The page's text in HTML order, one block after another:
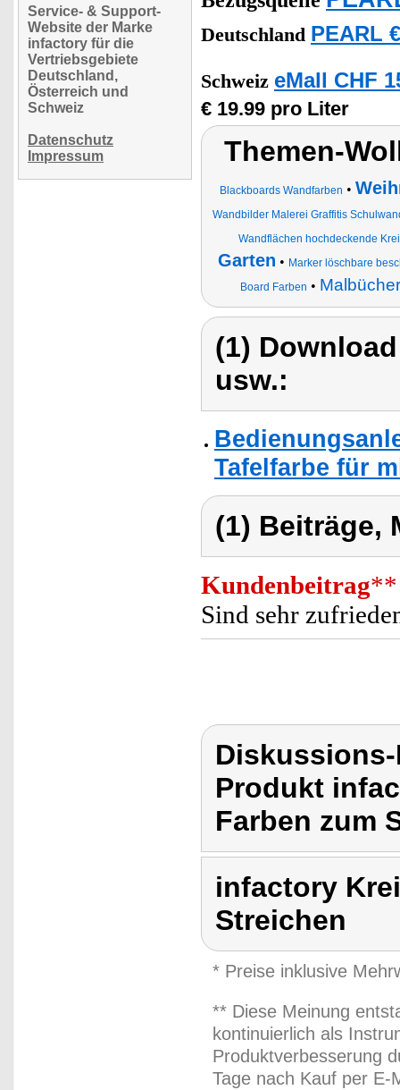
Service- & Support-
Website der Marke
infactory für die
Vertriebsgebiete
Deutschland,
Österreich und
Schweiz
Datenschutz
Impressum
Deutschland PEARL
Schweiz eMall CHF
€ 19.99 pro Liter
Themen-
Blackboards Wandfarben •
Wandbilder Malerei Graffitis
Wandflächen hochdeckende
Garten • Marker löschbare
Board Farben •
(1)
usw.:
Tafelfarbe für
(1) Beiträge,
Kundenbeitrag**
Sind sehr
Produkt
Farben zum
infactory
Streichen
* Preise inklusive
** Diese Meinung
kontinuierlich als
Produktverbesserung
Tage nach Kauf per E-